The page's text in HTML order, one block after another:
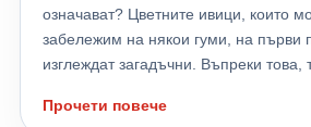
означават? Цветните ивици, които
забележим на някои гуми, на първи
изглеждат загадъчни. Въпреки това,
притесняваме или да обърнем
Прочети повече